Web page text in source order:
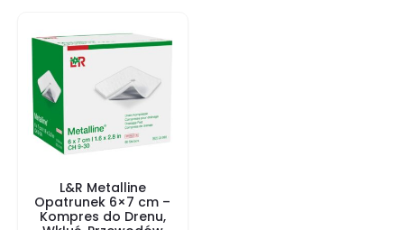
L&R Metalline
Opatrunek 6×7 cm –
Kompres do Drenu,